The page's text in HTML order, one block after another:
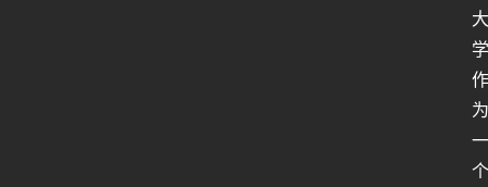
大
学
作
为
一
个